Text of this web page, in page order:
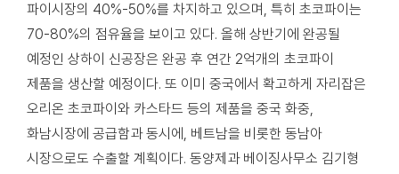
파이시장의 40%-50%를 차지하고 있으며, 특히 초코파이는
70-80%의 점유율을 보이고 있다. 올해 상반기에 완공될
예정인 상하이 신공장은 완공 후 연간 2억개의 초코파이
제품을 생산할 예정이다. 또 이미 중국에서 확고하게 자리잡은
오리온 초코파이와 카스타드 등의 제품을 중국 화중,
화남시장에 공급함과 동시에, 베트남을 비롯한 동남아
시장으로도 수출할 계획이다. 동양제과 베이징사무소 김기형